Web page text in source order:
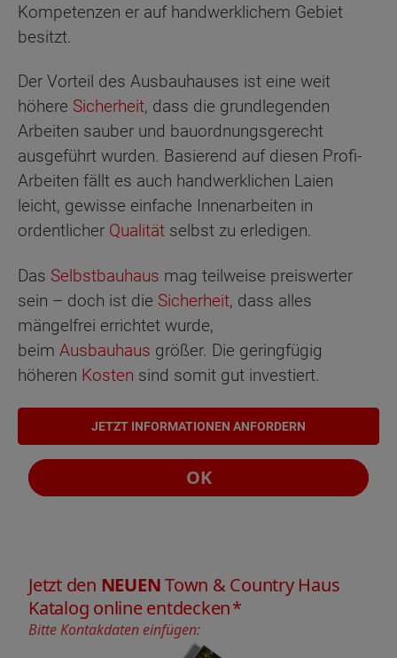
Kompetenzen er auf handwerklichem Gebiet
besitzt.
Der Vorteil des Ausbauhauses ist eine weit
höhere Sicherheit, dass die grundlegenden
Arbeiten sauber und bauordnungsgerecht
ausgeführt wurden. Basierend auf diesen Profi-
Arbeiten fällt es auch handwerklichen Laien
leicht, gewisse einfache Innenarbeiten in
ordentlicher Qualität selbst zu erledigen.
Das Selbstbauhaus mag teilweise preiswerter
sein – doch ist die Sicherheit, dass alles
mängelfrei errichtet wurde,
beim Ausbauhaus größer. Die geringfügig
höheren Kosten sind somit gut investiert.
JETZT INFORMATIONEN ANFORDERN